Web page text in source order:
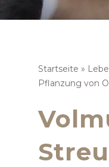
Startseite »
Pflanzung von